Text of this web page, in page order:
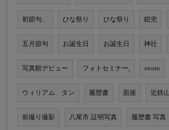
初節句、 ひな祭り ひな祭り 鎧兜
五月節句 お誕生日 お誕生日 神社
写真館デビュー フォトセミナー, evoto
ウィリアム タン 履歴書 面接 近鉄
前撮り撮影 八尾市 証明写真 履歴書 写真